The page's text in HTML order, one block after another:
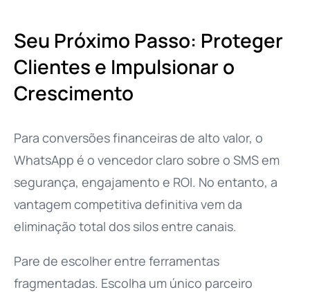
Seu Próximo Passo: Proteger
Clientes e Impulsionar o
Crescimento
Para conversões financeiras de alto valor, o
WhatsApp é o vencedor claro sobre o SMS em
segurança, engajamento e ROI. No entanto, a
vantagem competitiva definitiva vem da
eliminação total dos silos entre canais.
Pare de escolher entre ferramentas
fragmentadas. Escolha um único parceiro